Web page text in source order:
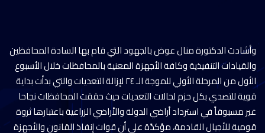
وأشادت الدكتورة منال عوض بالجهود التي قام بها السادة المحافظين
والقيادات التنفيذية وكافة الأجهزة المعنية بالمحافظات خلال الأسبوع
الأول من المرحلة الأولي للموجة الـ ٢٤ لإزالة التعديات والتي بدأت بداية
قوية للتصدي بكل حزم لحالات التعديات حيث حققت المحافظات نجاحا
غير مسبوقاً في استرداد أراضي الدولة والأراضي الزراعية باعتبارها ثروة
قومية للأجيال القادمة، مؤكدًة علي أن قوات إنفاذ القانون والأجهزة